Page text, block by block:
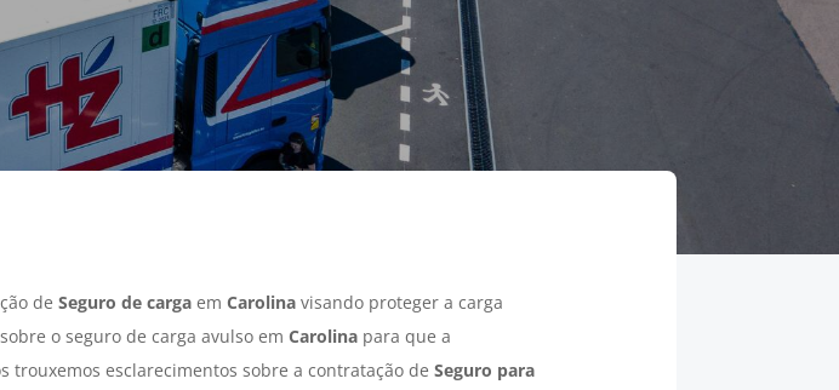
de Seguro de cargaem Carolinavisando proteger a carga
o seguro de carga avulso em Carolinapara que a
trouxemos esclarecimentos sobre a contratação de Seguro para